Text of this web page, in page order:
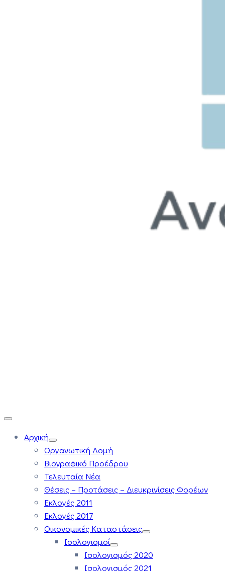
Αρχική
Οργανωτική Δομή
Βιογραφικό Προέδρου
Τελευταία Νέα
Θέσεις – Προτάσεις – Διευκρινίσεις Φορέων
Εκλογές 2011
Εκλογές 2017
Οικονομικές Καταστάσεις
Ισολογισμοί
Ισολογισμός 2020
Ισολογισμός 2021